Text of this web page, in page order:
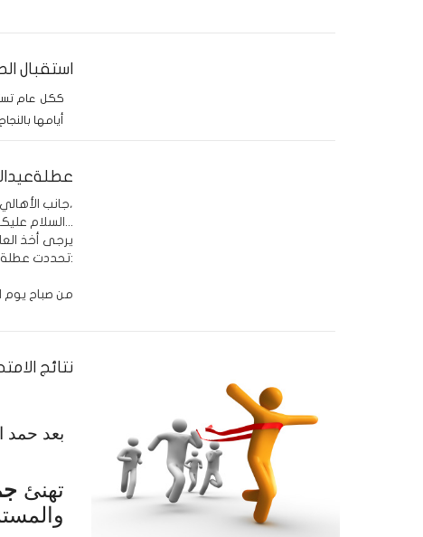
استقبال الطلاب
ككل عام
أيامها
جانب الأهالي الكرام،
يرجى أخذ
تحددت عطلة عيد الأضحى المبارك:
من صباح يوم الأربعاء المقبل
نتائج
تهنئ